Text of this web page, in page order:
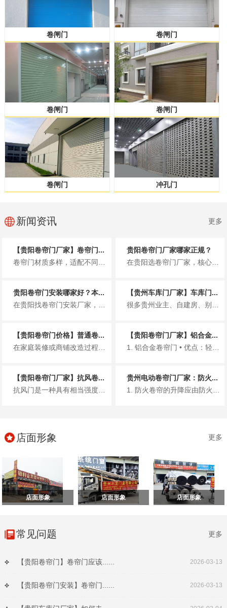
卷闸门 卷闸门
卷闸门 卷闸门
卷闸门 冲孔门
新闻资讯 更多
【贵阳卷帘门厂家】卷帘门...
卷帘门材质多样，适配不同场景，选对材质能提升使用寿命与使用体验。以下简洁介绍贵阳市场常见卷帘门材质，同时推荐贵州铂利金发...
贵阳卷帘门厂家哪家正规？
在贵阳选卷帘门厂家，核心是认准正规资质，避免无资质小作坊带来的质量、售后隐患。贵州铂利金发建材有限公司，是贵阳本地正规专...
贵阳卷帘门安装哪家好？本...
在贵阳找卷帘门安装厂家，很多人都怕遇到报价虚高、偷工减料、售后失联、安装不规范的问题。尤其贵阳多雨、多风、临街商铺多，卷...
【贵州车库门厂家】车库门...
很多贵州业主、自建房、别墅、小区车库在选门时，关心的就是车库门多少钱一平方。价格受材质、款式、电机、厚度、安装等影响很大...
【贵阳卷帘门价格】普通卷...
在家庭装修或商铺改造过程中，卷帘门因其防盗、隔音、占用空间小等优点，成为车库、店铺、仓库等场所的常见选择。对于预算规划而...
【贵阳卷帘门厂家】铝合金...
1. 铝合金卷帘门 • 优点：轻、好看、不生锈、价格适中 • 适合：小区车库、家用、商铺门...
【贵阳卷帘门厂家】抗风卷...
抗风门是一种具有相当强度和一定刚度的卷帘门，利用镀锌钢板、彩涂钢板或不锈钢板轧制的型材作为帘片，其材料厚度一般根据门洞的...
贵州电动卷帘门厂家：防火...
1. 防火卷帘的升降应由防火卷帘控制器控制。 2. 疏散通道上设置的防火卷帘的联动控制设计，应符合下列规定： ...
店面形象 更多
店面形象 店面形象 店面形象
常见问题 更多
【贵阳卷帘门】卷帘门应该...... 2026-03-13
【贵阳卷帘门安装】卷帘门...... 2026-03-13